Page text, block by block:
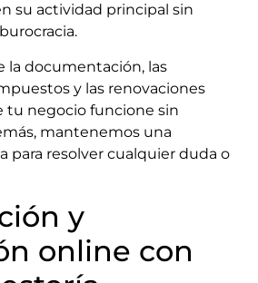
su actividad principal sin
la documentación, las
y las renovaciones
tu negocio funcione sin
mantenemos una
para resolver cualquier duda o
y
online con